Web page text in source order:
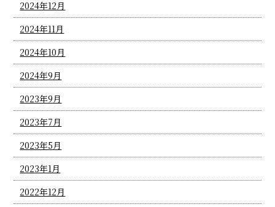
2024年12月
2024年11月
2024年10月
2024年9月
2023年9月
2023年7月
2023年5月
2023年1月
2022年12月